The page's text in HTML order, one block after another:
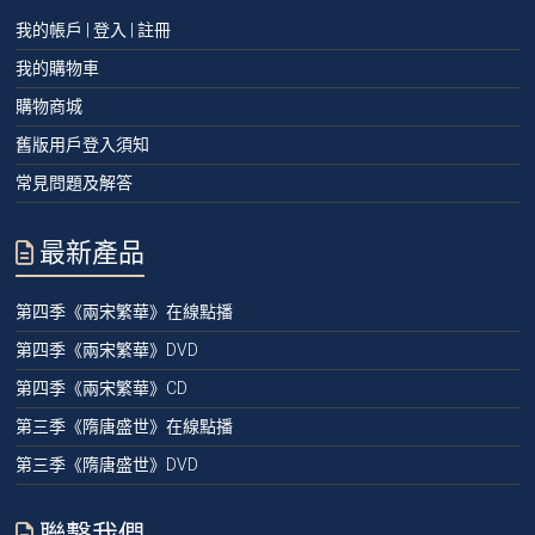
我的帳戶 | 登入 | 註冊
我的購物車
購物商城
舊版用戶登入須知
常見問題及解答
最新產品
第四季《兩宋繁華》在線點播
第四季《兩宋繁華》DVD
第四季《兩宋繁華》CD
第三季《隋唐盛世》在線點播
第三季《隋唐盛世》DVD